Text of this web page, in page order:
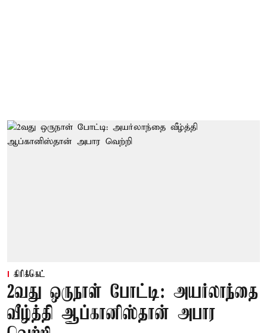
கிரிக்கெட்
2வது ஒருநாள் போட்டி: அயர்லாந்தை
வீழ்த்தி ஆப்கானிஸ்தான் அபார